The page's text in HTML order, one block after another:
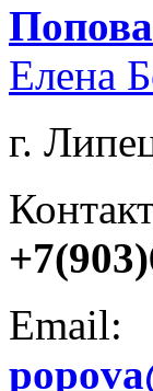
Попова
Елена
г.
Email: